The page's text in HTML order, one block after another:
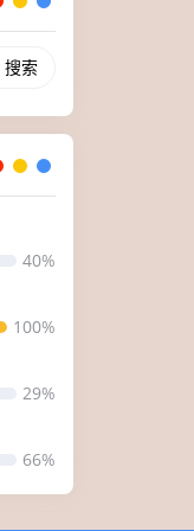
40%
100%
29%
66%